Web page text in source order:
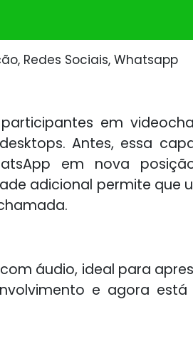
Redes Sociais, Whatsapp
em
Antes, essa
em nova
adicional permite que
áudio, ideal para
e agora